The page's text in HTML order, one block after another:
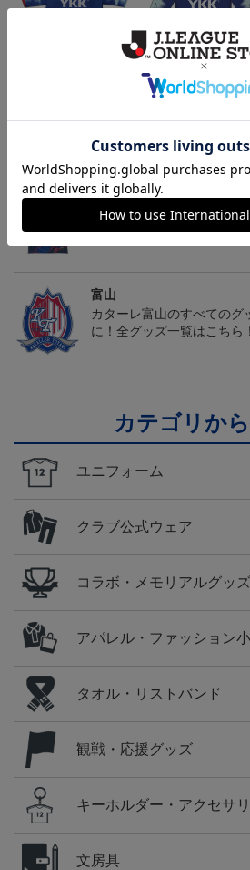
【長袖】2026/27オー
ンティックユニフォー
富山
カターレ富山の2025ユニ
しよう！
富山
カターレ富山のすべてのグ
に！全グッズ一覧はこちら！
カテゴリか
ユニフォーム
クラブ公式ウェア
コラボ・メモリアルグッズ
アパレル・ファッション
タオル・リストバンド
観戦・応援グッズ
キーホルダー・アクセサ
文房具